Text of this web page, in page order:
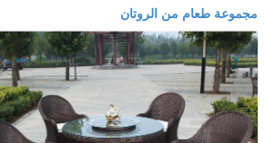
مجموعة طعام من الروتان